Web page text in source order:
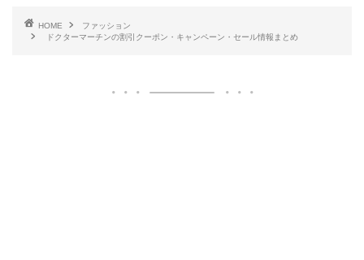
HOME
ファッション
ドクターマーチンの割引クーポン・キャンペーン・セール情報まとめ